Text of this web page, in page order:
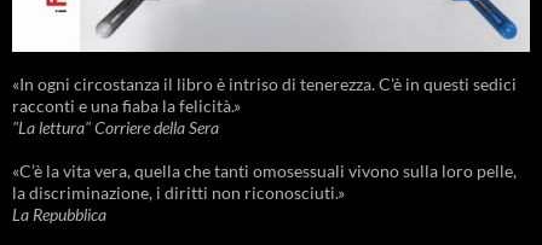
«In ogni circostanza il libro è intriso di tenerezza. C'è in questi sedici
racconti e una fiaba la felicità.»
"La lettura" Corriere della Sera
«C’è la vita vera, quella che tanti omosessuali vivono sulla loro pelle,
la discriminazione, i diritti non riconosciuti.»
La Repubblica